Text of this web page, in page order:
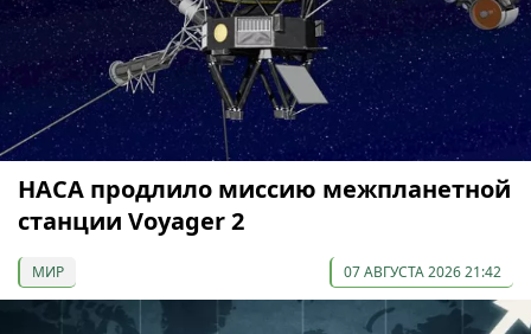
НАСА продлило миссию межпланетной
станции Voyager 2
МИР 07 АВГУСТА 2026 21:42